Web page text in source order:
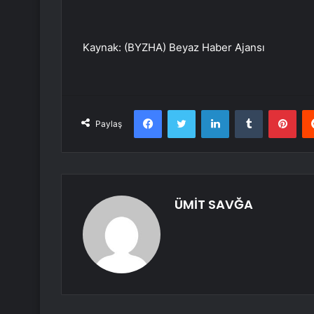
Kaynak: (BYZHA) Beyaz Haber Ajansı
Paylaş
FacebookTwitter LinkedInTumblr
ÜMİT SAVĞA